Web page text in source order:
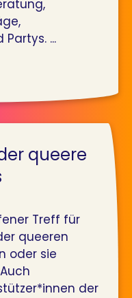
...
queere
Treff für
queeren
oder sie
der